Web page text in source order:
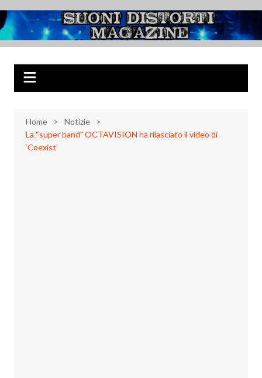
al
contenuto
Suoni Distorti
Magazine
Musica Rock, Metal, Punk e varie sonorità alternative
Home
Notizie
La “super band” OCTAVISION ha rilasciato il video di
‘Coexist’